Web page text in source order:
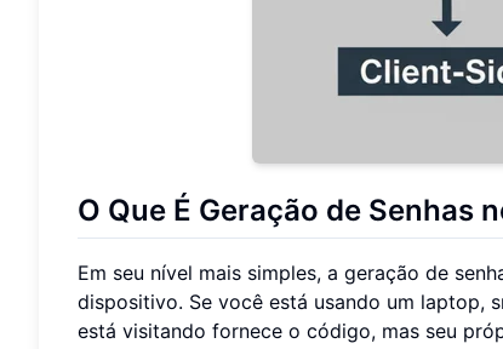
O Que É Geração de Senhas
Em seu nível mais simples, a geração de
dispositivo. Se você está usando um laptop,
está visitando fornece o código, mas seu